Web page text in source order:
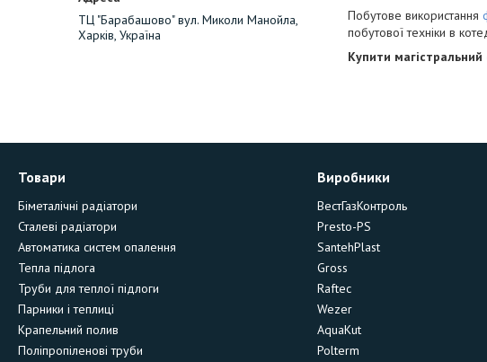
ТЦ "Барабашово" вул. Миколи Манойла,
Харків, Україна
Побутове використання
побутової техніки в
Купити магістральний
Товари
Біметалічні радіатори
Сталеві радіатори
Автоматика систем опалення
Тепла підлога
Труби для теплої підлоги
Парники і теплиці
Крапельний полив
Поліпропіленові труби
Виробники
ВестГазКонтроль
Presto-PS
SantehPlast
Gross
Raftec
Wezer
AquaKut
Polterm